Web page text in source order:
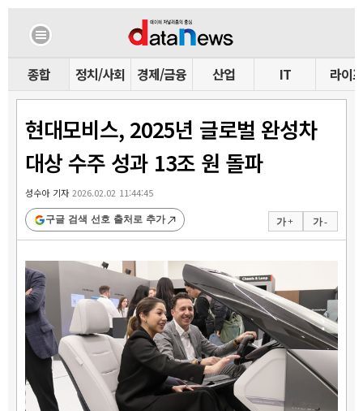
종합 정치/사회 경제/금융 산업 IT 라이프
현대모비스, 2025년 글로벌 완성차
대상 수주 성과 13조 원 돌파
성수아 기자2026.02.02 11:44:45
가 + 가 -
구글 검색 선호 출처로 추가